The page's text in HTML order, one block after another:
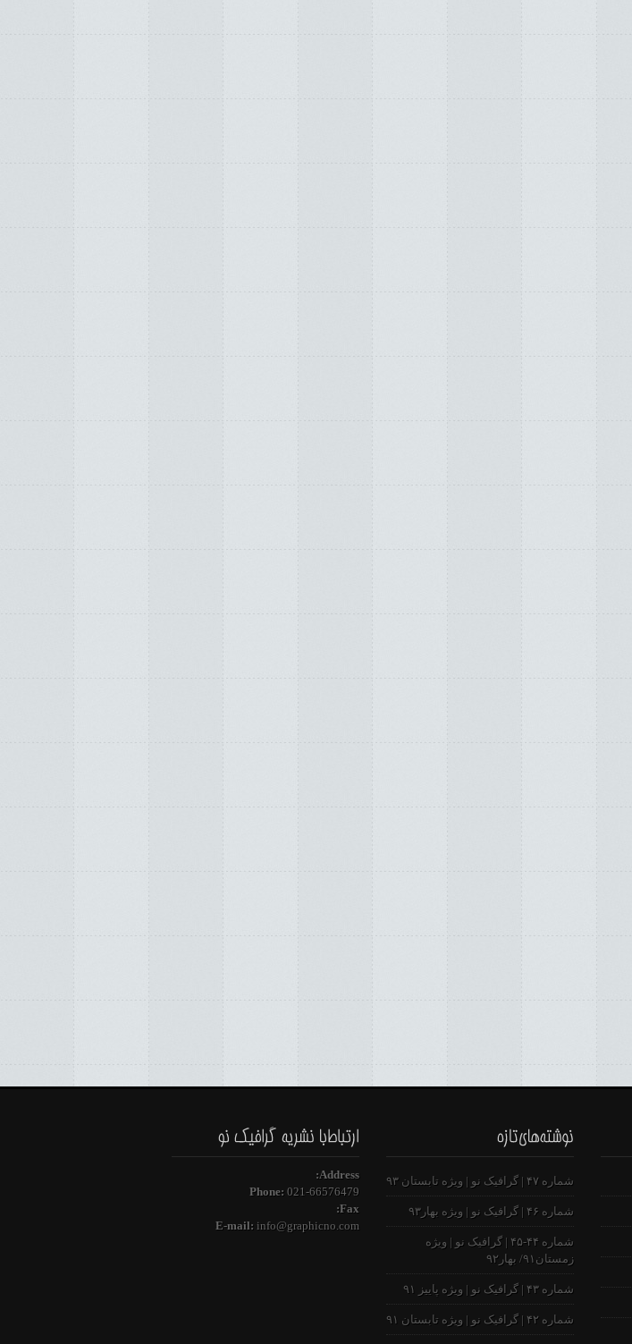
Address:
Phone: 021-66576479
Fax:
E-mail: info@graphicno.com
شماره ۴۷ | گرافیک نو | ویژه تابستان ۹۳
شماره ۴۶ | گرافیک نو | ویژه بهار۹۳
شماره ۴۴-۴۵ | گرافیک نو | ویژه
زمستان۹۱/ بهار۹۲
شماره ۴۳ | گرافیک نو | ویژه پاییز ۹۱
شماره ۴۲ | گرافیک نو | ویژه تابستان ۹۱